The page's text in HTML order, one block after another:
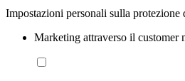
Impostazioni personali sulla protezione
Marketing attraverso il customer